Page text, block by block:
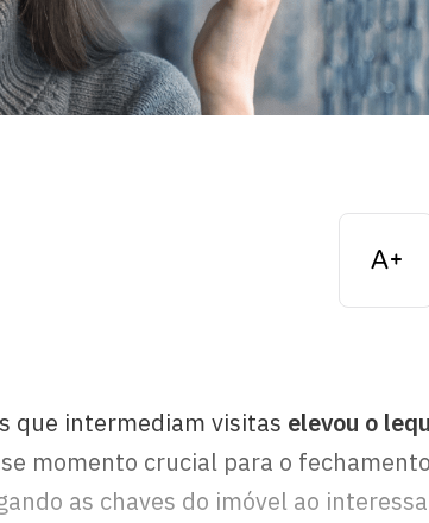
que intermediam visitas elevou o
momento crucial para o
as chaves do imóvel ao